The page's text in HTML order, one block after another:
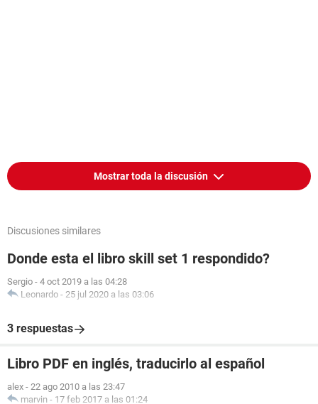
Mostrar toda la discusión
Discusiones similares
Donde esta el libro skill set 1 respondido?
Sergio - 4 oct 2019 a las 04:28
Leonardo - 25 jul 2020 a las 03:06
3 respuestas
Libro PDF en inglés, traducirlo al español
alex - 22 ago 2010 a las 23:47
marvin - 17 feb 2017 a las 01:24